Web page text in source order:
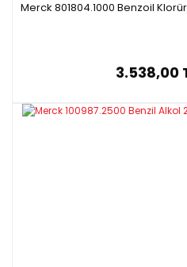
Merck 801804.1000 Benzoil
3.538,00